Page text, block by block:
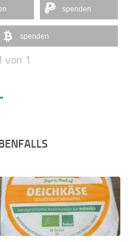
spenden
spenden
von 1